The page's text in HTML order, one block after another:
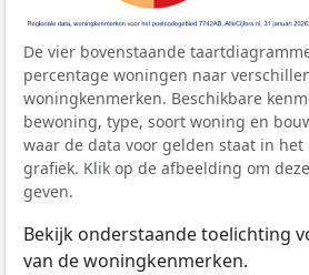
De vier bovenstaande
percentage woningen naar
woningkenmerken. Beschikbare
bewoning, type, soort woning en
waar de data voor gelden staat in
grafiek. Klik op de afbeelding om
geven.
Bekijk onderstaande toelichting
van de woningkenmerken.